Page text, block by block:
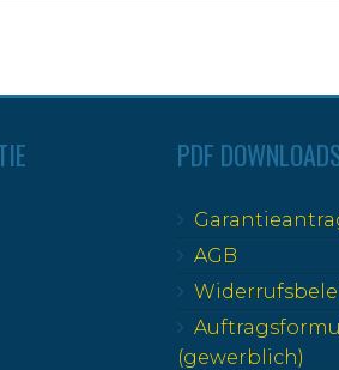
PDF
AGB
(gewerblich)